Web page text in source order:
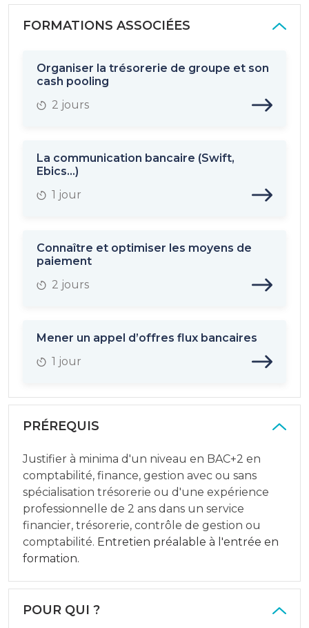
FORMATIONS ASSOCIÉES
Organiser la trésorerie de groupe et son
cash pooling
2 jours
La communication bancaire (Swift,
Ebics...)
1 jour
Connaître et optimiser les moyens de
paiement
2 jours
Mener un appel d’offres flux bancaires
1 jour
PRÉREQUIS
Justifier à minima d'un niveau en BAC+2 en
comptabilité, finance, gestion avec ou sans
spécialisation trésorerie ou d'une expérience
professionnelle de 2 ans dans un service
financier, trésorerie, contrôle de gestion ou
comptabilité. Entretien préalable à l'entrée en
formation.
POUR QUI ?